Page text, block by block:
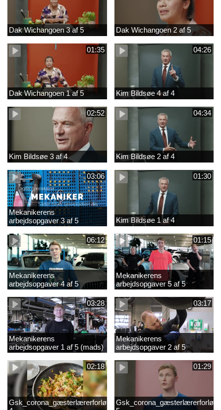
Dak Wichangoen 3 af 5 Dak Wichangoen 2 af 5
01:35
Dak Wichangoen 1 af 5
04:26
Kim Bildsøe 4 af 4
02:52
Kim Bildsøe 3 af 4
04:34
Kim Bildsøe 2 af 4
03:06
Mekanikerens
arbejdsopgaver 3 af 5
(lærepladssøgning)
01:30
Kim Bildsøe 1 af 4
06:12
Mekanikerens
arbejdsopgaver 4 af 5
(Frederik Vesti)
01:15
Mekanikerens
arbejdsopgaver 5 af 5
(Frederik Vesti)
03:28
Mekanikerens
arbejdsopgaver 1 af 5 (mads)
03:17
Mekanikerens
arbejdsopgaver 2 af 5
(magnus)
02:18
Gsk_corona_gæsterlærerforløb_Axelsen_del
01:29